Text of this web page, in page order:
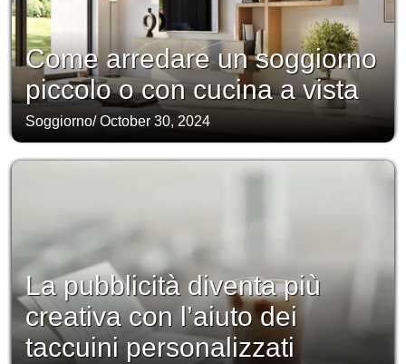
Come arredare un soggiorno
piccolo o con cucina a vista
Soggiorno/October 30, 2024
La pubblicità diventa più
creativa con l’aiuto dei
taccuini personalizzati